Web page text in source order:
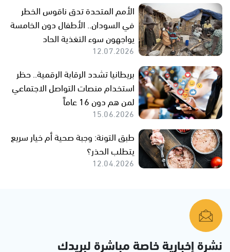
الأمم المتحدة تدق ناقوس الخطر
في السودان.. الأطفال دون الخامسة
يواجهون سوء التغذية الحاد
12.07.2026
بريطانيا تشدد الرقابة الرقمية.. حظر
استخدام منصات التواصل الاجتماعي
لمن هم دون 16 عاماً
15.06.2026
طبق التونة: وجبة صحية أم خيار سريع
يتطلب الحذر؟
12.04.2026
نشرة إخبارية خاصة مباشرة لبريدك